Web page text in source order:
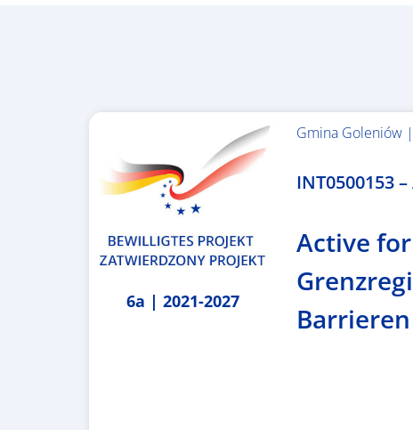
6a | 2021-2027
Gmina Goleniów |
INT0500153
Active
Barrieren